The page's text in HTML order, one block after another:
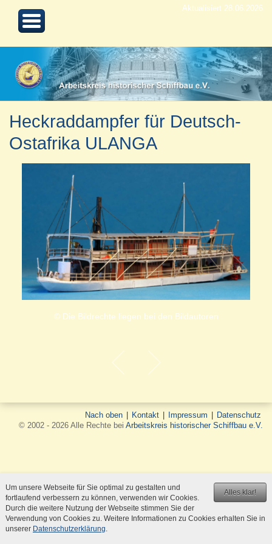
Aktualisiert 28.06.2026
Heckraddampfer für Deutsch-
Ostafrika ULANGA
© Die Bildrechte liegen bei den Bildautoren
Nach oben Kontakt Impressum
Datenschutz
© 2002 - 2026 Alle Rechte bei Arbeitskreis historischer Schiffbau e.V.
Alles klar!
Um unsere Webseite für Sie optimal zu gestalten und
fortlaufend verbessern zu können, verwenden wir Cookies.
Durch die weitere Nutzung der Webseite stimmen Sie der
Verwendung von Cookies zu. Weitere Informationen zu Cookies erhalten Sie in
unserer Datenschutzerklärung